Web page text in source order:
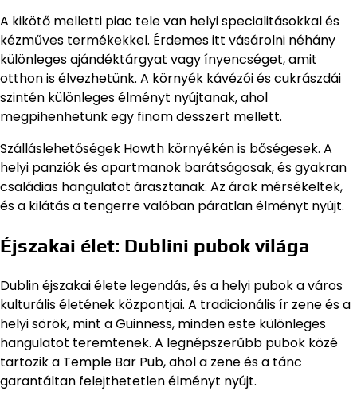
A kikötő melletti piac tele van helyi specialitásokkal és
kézműves termékekkel. Érdemes itt vásárolni néhány
különleges ajándéktárgyat vagy ínyencséget, amit
otthon is élvezhetünk. A környék kávézói és cukrászdái
szintén különleges élményt nyújtanak, ahol
megpihenhetünk egy finom desszert mellett.
Szálláslehetőségek Howth környékén is bőségesek. A
helyi panziók és apartmanok barátságosak, és gyakran
családias hangulatot árasztanak. Az árak mérsékeltek,
és a kilátás a tengerre valóban páratlan élményt nyújt.
Éjszakai élet: Dublini pubok világa
Dublin éjszakai élete legendás, és a helyi pubok a város
kulturális életének központjai. A tradicionális ír zene és a
helyi sörök, mint a Guinness, minden este különleges
hangulatot teremtenek. A legnépszerűbb pubok közé
tartozik a Temple Bar Pub, ahol a zene és a tánc
garantáltan felejthetetlen élményt nyújt.